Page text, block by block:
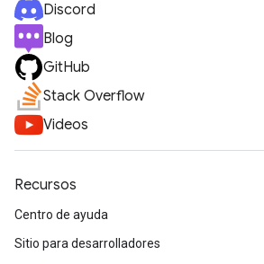
Discord
Blog
GitHub
Stack Overflow
Videos
Recursos
Centro de ayuda
Sitio para desarrolladores